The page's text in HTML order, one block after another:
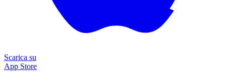
Scarica su
App Store